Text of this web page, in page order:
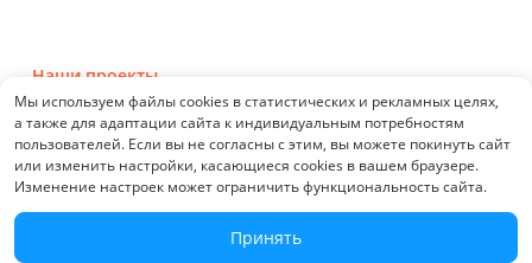
Наши проекты
© 2026 СЕГМЕНТ. Все права защищены. 0.21076
Мы используем файлы cookies в статистических и рекламных целях,
а также для адаптации сайта к индивидуальным потребностям
пользователей. Если вы не согласны с этим, вы можете покинуть сайт
или изменить настройки, касающиеся cookies в вашем браузере.
Изменение настроек может ограничить функциональность сайта.
Принять